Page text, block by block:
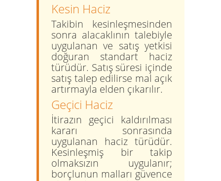
Kesin Haciz
Takibin kesinleşmesinden
sonra alacaklının talebiyle
uygulanan ve satış yetkisi
doğuran standart haciz
türüdür. Satış süresi içinde
satış talep edilirse mal açık
artırmayla elden çıkarılır.
Geçici Haciz
İtirazın geçici kaldırılması
kararı sonrasında
uygulanan haciz türüdür.
Kesinleşmiş bir takip
olmaksızın uygulanır;
borçlunun malları güvence